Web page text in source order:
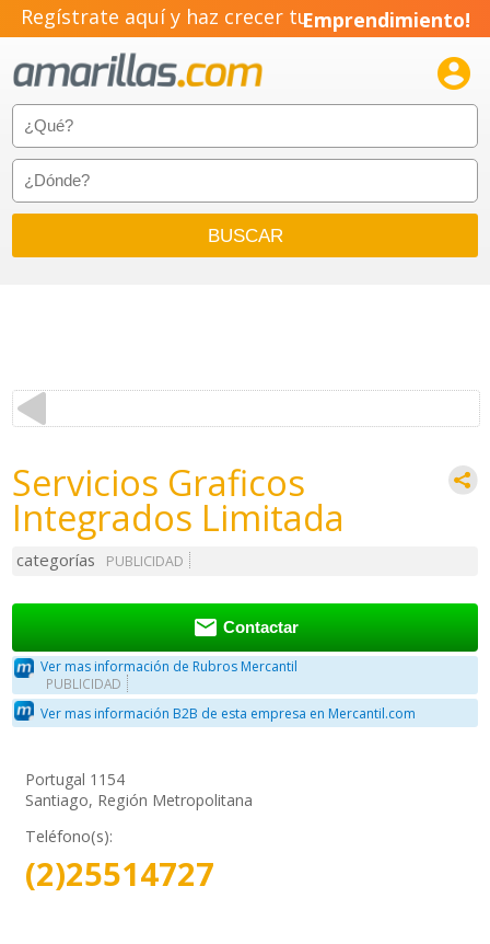
Regístrate aquí y haz crecer tuEmprendimiento!

Servicios Graficos
Integrados Limitada
categorías PUBLICIDAD
 Contactar
Ver mas información de Rubros Mercantil
PUBLICIDAD
Ver mas información B2B de esta empresa en Mercantil.com
Portugal 1154
Santiago, Región Metropolitana
Teléfono(s):
(2)25514727